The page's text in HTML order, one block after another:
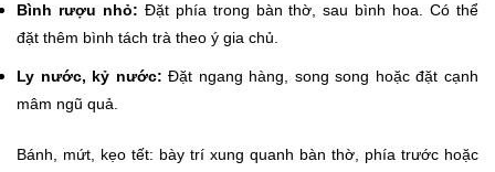
Bình rượu nhỏ: Đặt phía trong bàn thờ, sau bình hoa. Có thể
đặt thêm bình tách trà theo ý gia chủ.
Ly nước, kỷ nước: Đặt ngang hàng, song song hoặc đặt cạnh
mâm ngũ quả.
Bánh, mứt, kẹo tết: bày trí xung quanh bàn thờ, phía trước hoặc